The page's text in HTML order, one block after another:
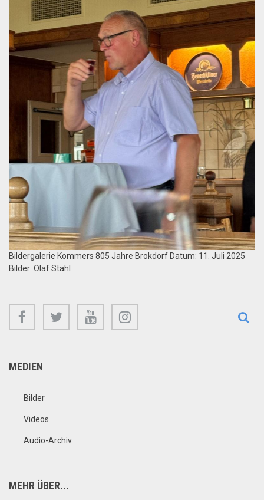
Bildergalerie Kommers 805 Jahre Brokdorf Datum: 11. Juli 2025
Bilder: Olaf Stahl
facebook twitter youtube
MEDIEN
Bilder
Videos
Audio-Archiv
MEHR ÜBER...